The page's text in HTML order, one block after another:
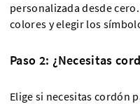
personalizada desde
colores y elegir los
Paso 2: ¿Necesitas
Elige si necesitas cordón